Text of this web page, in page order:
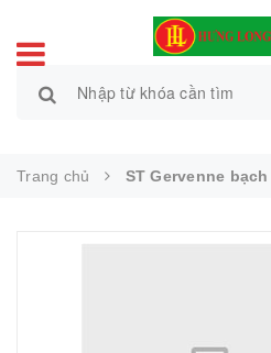
Trang chủ ST Gervenne